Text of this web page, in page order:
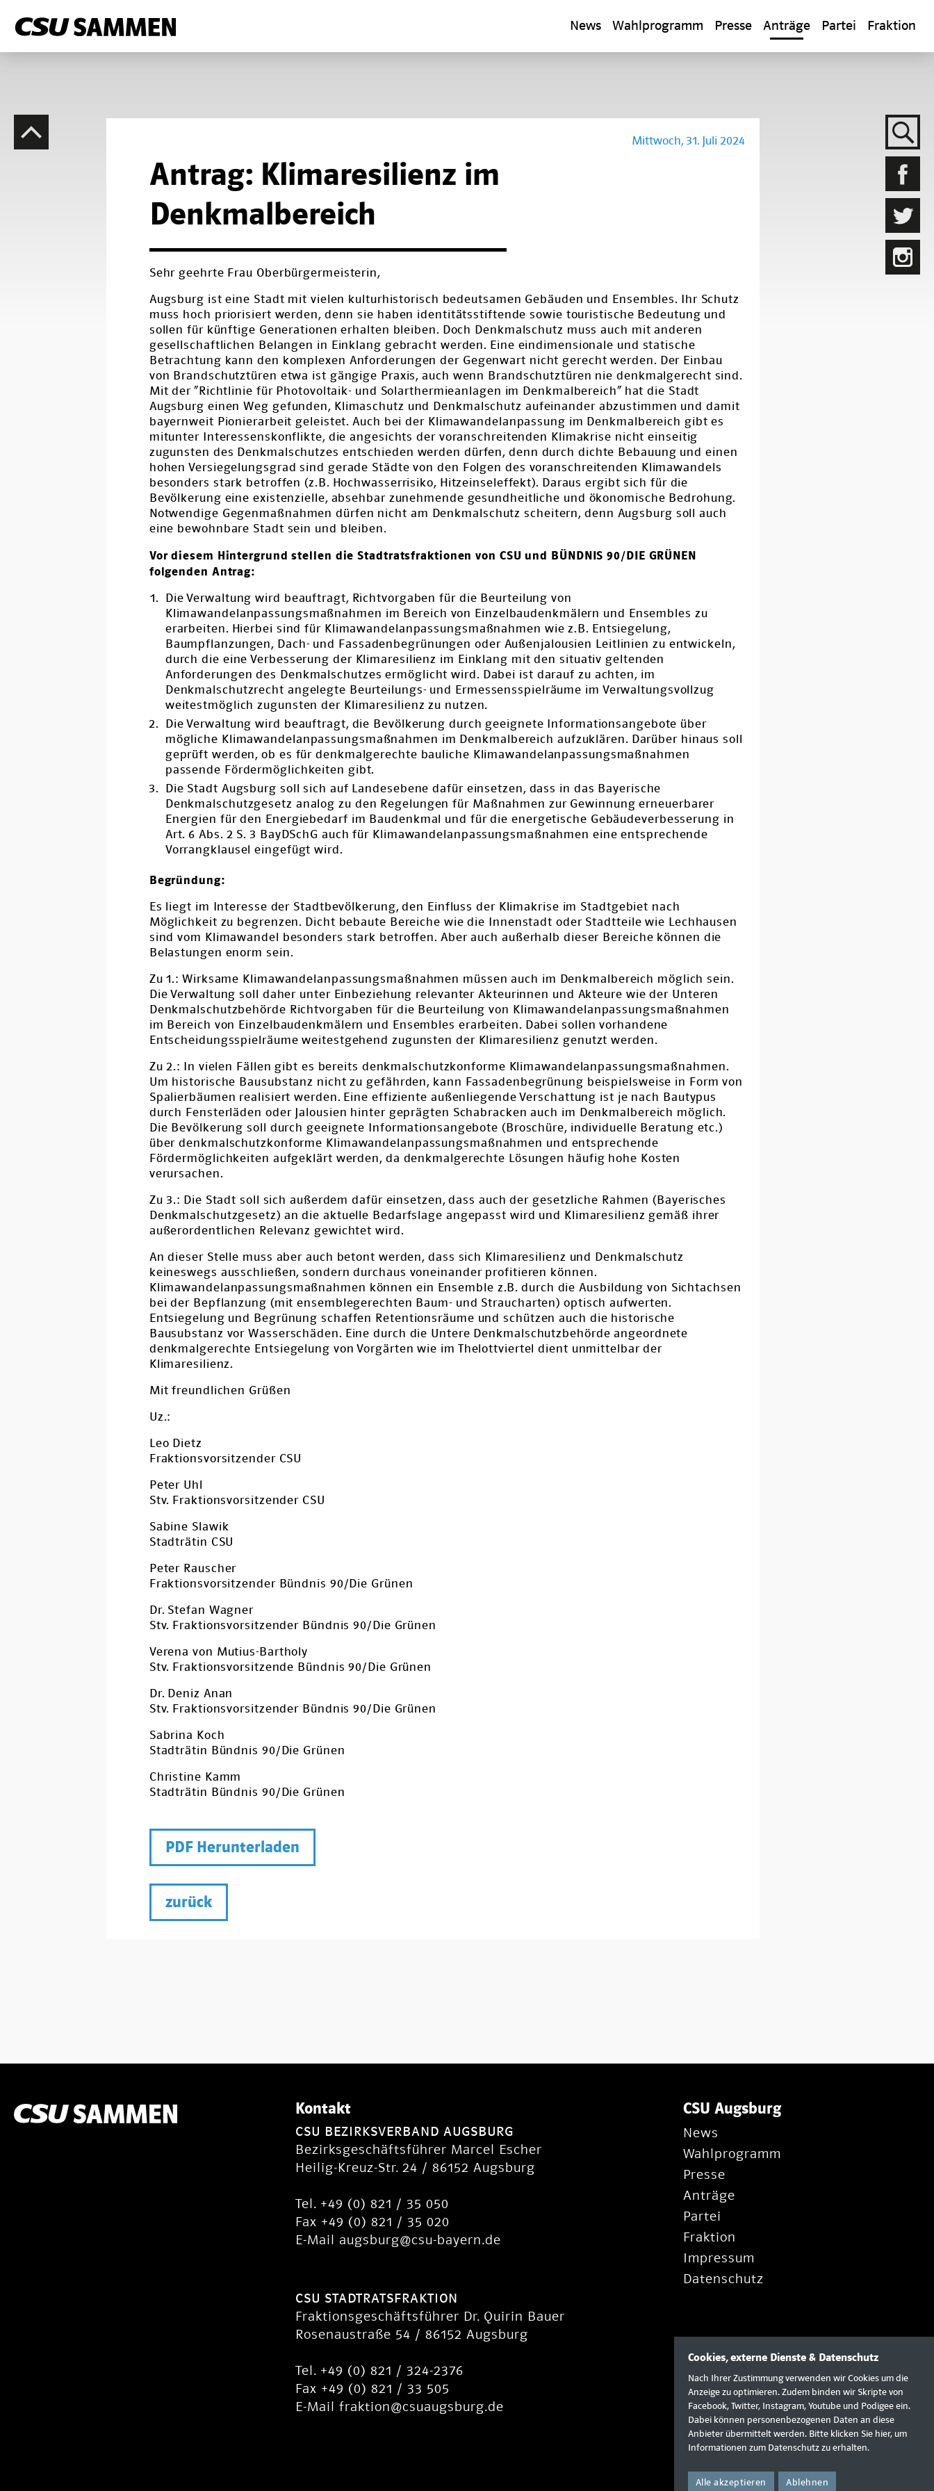
News Wahlprogramm Presse Anträge Partei Fraktion
Mittwoch, 31. Juli 2024
Antrag: Klimaresilienz im
Denkmalbereich
Sehr geehrte Frau Oberbürgermeisterin,
Augsburg ist eine Stadt mit vielen kulturhistorisch bedeutsamen Gebäuden und Ensembles. Ihr Schutz
muss hoch priorisiert werden, denn sie haben identitätsstiftende sowie touristische Bedeutung und
sollen für künftige Generationen erhalten bleiben. Doch Denkmalschutz muss auch mit anderen
gesellschaftlichen Belangen in Einklang gebracht werden. Eine eindimensionale und statische
Betrachtung kann den komplexen Anforderungen der Gegenwart nicht gerecht werden. Der Einbau
von Brandschutztüren etwa ist gängige Praxis, auch wenn Brandschutztüren nie denkmalgerecht sind.
Mit der “Richtlinie für Photovoltaik- und Solarthermieanlagen im Denkmalbereich” hat die Stadt
Augsburg einen Weg gefunden, Klimaschutz und Denkmalschutz aufeinander abzustimmen und damit
bayernweit Pionierarbeit geleistet. Auch bei der Klimawandelanpassung im Denkmalbereich gibt es
mitunter Interessenskonflikte, die angesichts der voranschreitenden Klimakrise nicht einseitig
zugunsten des Denkmalschutzes entschieden werden dürfen, denn durch dichte Bebauung und einen
hohen Versiegelungsgrad sind gerade Städte von den Folgen des voranschreitenden Klimawandels
besonders stark betroffen (z.B. Hochwasserrisiko, Hitzeinseleffekt). Daraus ergibt sich für die
Bevölkerung eine existenzielle, absehbar zunehmende gesundheitliche und ökonomische Bedrohung.
Notwendige Gegenmaßnahmen dürfen nicht am Denkmalschutz scheitern, denn Augsburg soll auch
eine bewohnbare Stadt sein und bleiben.
Vor diesem Hintergrund stellen die Stadtratsfraktionen von CSU und BÜNDNIS 90/DIE GRÜNEN
folgenden Antrag:
Die Verwaltung wird beauftragt, Richtvorgaben für die Beurteilung von
Klimawandelanpassungsmaßnahmen im Bereich von Einzelbaudenkmälern und Ensembles zu
erarbeiten. Hierbei sind für Klimawandelanpassungsmaßnahmen wie z.B. Entsiegelung,
Baumpflanzungen, Dach- und Fassadenbegrünungen oder Außenjalousien Leitlinien zu entwickeln,
durch die eine Verbesserung der Klimaresilienz im Einklang mit den situativ geltenden
Anforderungen des Denkmalschutzes ermöglicht wird. Dabei ist darauf zu achten, im
Denkmalschutzrecht angelegte Beurteilungs- und Ermessensspielräume im Verwaltungsvollzug
weitestmöglich zugunsten der Klimaresilienz zu nutzen.
Die Verwaltung wird beauftragt, die Bevölkerung durch geeignete Informationsangebote über
mögliche Klimawandelanpassungsmaßnahmen im Denkmalbereich aufzuklären. Darüber hinaus soll
geprüft werden, ob es für denkmalgerechte bauliche Klimawandelanpassungsmaßnahmen
passende Fördermöglichkeiten gibt.
Die Stadt Augsburg soll sich auf Landesebene dafür einsetzen, dass in das Bayerische
Denkmalschutzgesetz analog zu den Regelungen für Maßnahmen zur Gewinnung erneuerbarer
Energien für den Energiebedarf im Baudenkmal und für die energetische Gebäudeverbesserung in
Art. 6 Abs. 2 S. 3 BayDSchG auch für Klimawandelanpassungsmaßnahmen eine entsprechende
Vorrangklausel eingefügt wird.
Begründung:
Es liegt im Interesse der Stadtbevölkerung, den Einfluss der Klimakrise im Stadtgebiet nach
Möglichkeit zu begrenzen. Dicht bebaute Bereiche wie die Innenstadt oder Stadtteile wie Lechhausen
sind vom Klimawandel besonders stark betroffen. Aber auch außerhalb dieser Bereiche können die
Belastungen enorm sein.
Zu 1.: Wirksame Klimawandelanpassungsmaßnahmen müssen auch im Denkmalbereich möglich sein.
Die Verwaltung soll daher unter Einbeziehung relevanter Akteurinnen und Akteure wie der Unteren
Denkmalschutzbehörde Richtvorgaben für die Beurteilung von Klimawandelanpassungsmaßnahmen
im Bereich von Einzelbaudenkmälern und Ensembles erarbeiten. Dabei sollen vorhandene
Entscheidungsspielräume weitestgehend zugunsten der Klimaresilienz genutzt werden.
Zu 2.: In vielen Fällen gibt es bereits denkmalschutzkonforme Klimawandelanpassungsmaßnahmen.
Um historische Bausubstanz nicht zu gefährden, kann Fassadenbegrünung beispielsweise in Form von
Spalierbäumen realisiert werden. Eine effiziente außenliegende Verschattung ist je nach Bautypus
durch Fensterläden oder Jalousien hinter geprägten Schabracken auch im Denkmalbereich möglich.
Die Bevölkerung soll durch geeignete Informationsangebote (Broschüre, individuelle Beratung etc.)
über denkmalschutzkonforme Klimawandelanpassungsmaßnahmen und entsprechende
Fördermöglichkeiten aufgeklärt werden, da denkmalgerechte Lösungen häufig hohe Kosten
verursachen.
Zu 3.: Die Stadt soll sich außerdem dafür einsetzen, dass auch der gesetzliche Rahmen (Bayerisches
Denkmalschutzgesetz) an die aktuelle Bedarfslage angepasst wird und Klimaresilienz gemäß ihrer
außerordentlichen Relevanz gewichtet wird.
An dieser Stelle muss aber auch betont werden, dass sich Klimaresilienz und Denkmalschutz
keineswegs ausschließen, sondern durchaus voneinander profitieren können.
Klimawandelanpassungsmaßnahmen können ein Ensemble z.B. durch die Ausbildung von Sichtachsen
bei der Bepflanzung (mit ensemblegerechten Baum- und Straucharten) optisch aufwerten.
Entsiegelung und Begrünung schaffen Retentionsräume und schützen auch die historische
Bausubstanz vor Wasserschäden. Eine durch die Untere Denkmalschutzbehörde angeordnete
denkmalgerechte Entsiegelung von Vorgärten wie im Thelottviertel dient unmittelbar der
Klimaresilienz.
Mit freundlichen Grüßen
Uz.:
Leo Dietz
Fraktionsvorsitzender CSU
Peter Uhl
Stv. Fraktionsvorsitzender CSU
Sabine Slawik
Stadträtin CSU
Peter Rauscher
Fraktionsvorsitzender Bündnis 90/Die Grünen
Dr. Stefan Wagner
Stv. Fraktionsvorsitzender Bündnis 90/Die Grünen
Verena von Mutius-Bartholy
Stv. Fraktionsvorsitzende Bündnis 90/Die Grünen
Dr. Deniz Anan
Stv. Fraktionsvorsitzender Bündnis 90/Die Grünen
Sabrina Koch
Stadträtin Bündnis 90/Die Grünen
Christine Kamm
Stadträtin Bündnis 90/Die Grünen
PDF Herunterladen
zurück
Kontakt
CSU BEZIRKSVERBAND AUGSBURG
Bezirksgeschäftsführer Marcel Escher
Heilig-Kreuz-Str. 24 / 86152 Augsburg
Tel. +49 (0) 821 / 35 050
Fax +49 (0) 821 / 35 020
E-Mail augsburg@csu-bayern.de
CSU STADTRATSFRAKTION
Fraktionsgeschäftsführer Dr. Quirin Bauer
Rosenaustraße 54 / 86152 Augsburg
Tel. +49 (0) 821 / 324-2376
Fax +49 (0) 821 / 33 505
E-Mail fraktion@csuaugsburg.de
CSU Augsburg
News
Wahlprogramm
Presse
Anträge
Partei
Fraktion
Impressum
Datenschutz
Cookies, externe Dienste & Datenschutz
Nach Ihrer Zustimmung verwenden wir Cookies um die
Anzeige zu optimieren. Zudem binden wir Skripte von
Facebook, Twitter, Instagram, Youtube und Podigee ein.
Dabei können personenbezogenen Daten an diese
Anbieter übermittelt werden. Bitte klicken Sie hier, um
Informationen zum Datenschutz zu erhalten.
Alle akzeptieren Ablehnen